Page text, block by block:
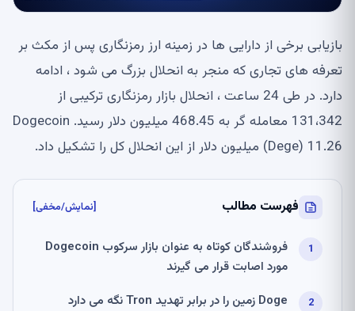
بازیابی برخی از دارایی ها در زمینه ارز رمزنگاری پس از مکث بر
تعرفه های تجاری که منجر به انحلال بزرگ می شود ، ادامه
دارد. در طی 24 ساعت ، انحلال بازار رمزنگاری ترکیبی از
131،342 معامله گر به 468.45 میلیون دلار رسید. Dogecoin
(Dege) 11.26 میلیون دلار از این انحلال کل را تشکیل داد.
فهرست مطالب [نمایش/مخفی]
فروشندگان کوتاه به عنوان بازار سرکوب Dogecoin
مورد اصابت قرار می گیرند
Doge زمین را در برابر تهدید Tron نگه می دارد